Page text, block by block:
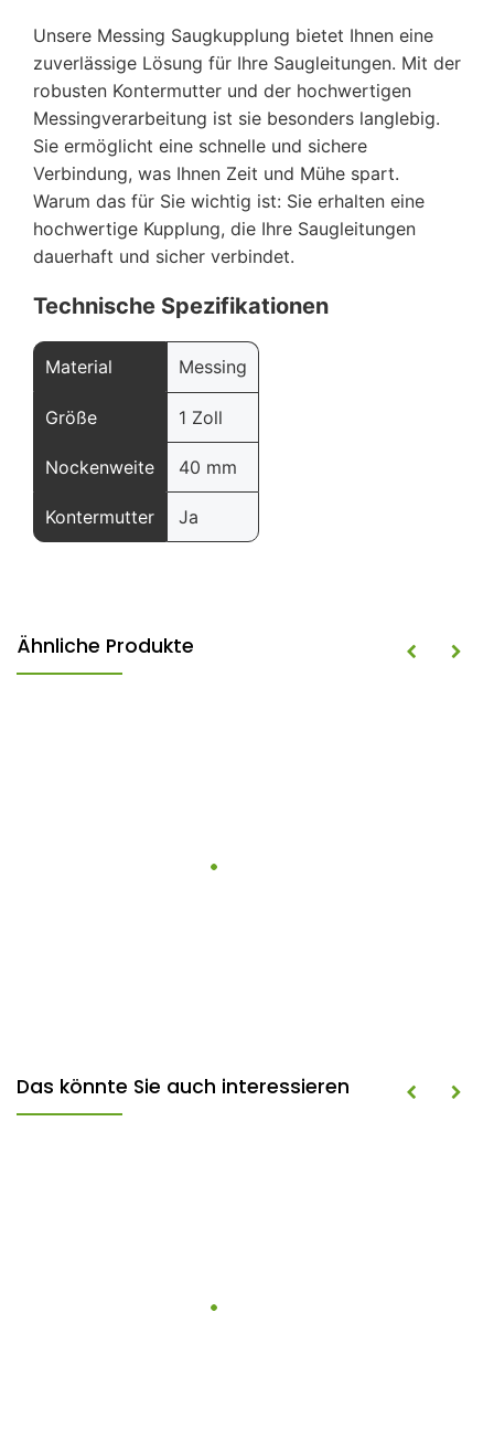
Unsere Messing Saugkupplung bietet Ihnen eine
zuverlässige Lösung für Ihre Saugleitungen. Mit der
robusten Kontermutter und der hochwertigen
Messingverarbeitung ist sie besonders langlebig.
Sie ermöglicht eine schnelle und sichere
Verbindung, was Ihnen Zeit und Mühe spart.
Warum das für Sie wichtig ist: Sie erhalten eine
hochwertige Kupplung, die Ihre Saugleitungen
dauerhaft und sicher verbindet.
Technische Spezifikationen
Material Messing
Größe 1 Zoll
Nockenweite 40 mm
Kontermutter Ja
Ähnliche Produkte
Das könnte Sie auch interessieren